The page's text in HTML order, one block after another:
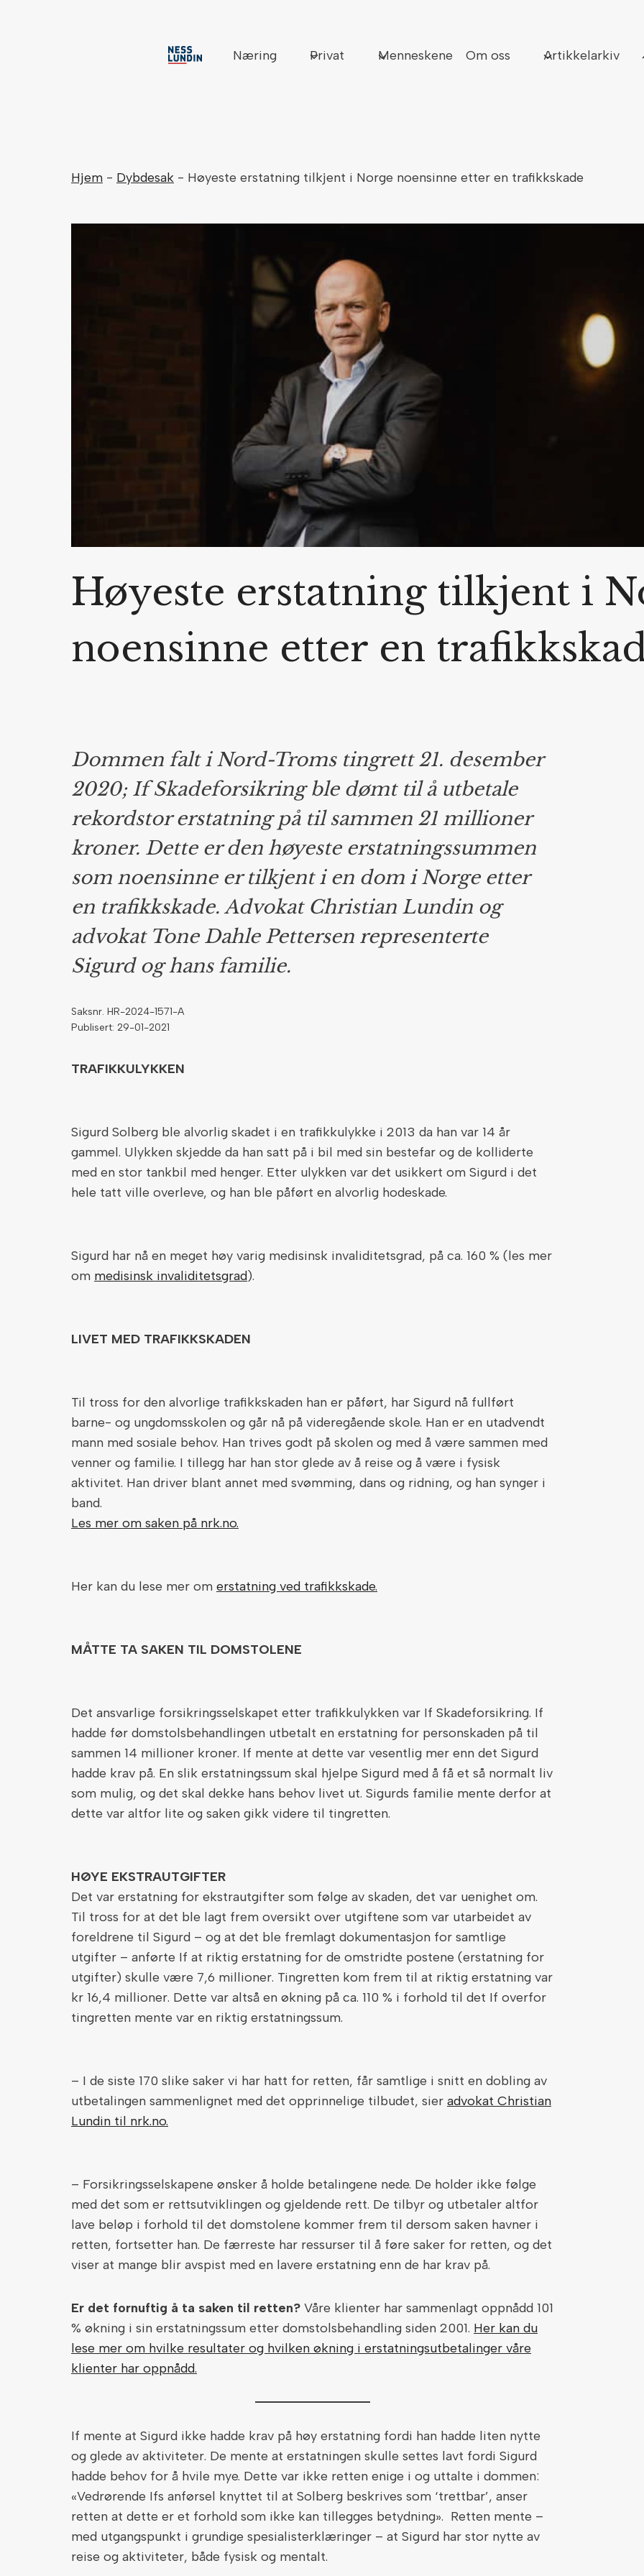
Næring Privat Menneskene Om oss Artikkelarkiv
Hjem - Dybdesak - Høyeste erstatning tilkjent i Norge noensinne etter en trafikkskade
Høyeste erstatning tilkjent i
noensinne etter en
Dommen falt i Nord-Troms tingrett 21. desember
2020; If Skadeforsikring ble dømt til å utbetale
rekordstor erstatning på til sammen 21 millioner
kroner. Dette er den høyeste erstatningssummen
som noensinne er tilkjent i en dom i Norge etter
en trafikkskade. Advokat Christian Lundin og
advokat Tone Dahle Pettersen representerte
Sigurd og hans familie.
Saksnr. HR-2024-1571-A
Publisert: 29-01-2021
TRAFIKKULYKKEN
Sigurd Solberg ble alvorlig skadet i en trafikkulykke i 2013 da han var 14 år
gammel. Ulykken skjedde da han satt på i bil med sin bestefar og de kolliderte
med en stor tankbil med henger. Etter ulykken var det usikkert om Sigurd i det
hele tatt ville overleve, og han ble påført en alvorlig hodeskade.
Sigurd har nå en meget høy varig medisinsk invaliditetsgrad, på ca. 160 % (les mer
om medisinsk invaliditetsgrad).
LIVET MED TRAFIKKSKADEN
Til tross for den alvorlige trafikkskaden han er påført, har Sigurd nå fullført
barne- og ungdomsskolen og går nå på videregående skole. Han er en utadvendt
mann med sosiale behov. Han trives godt på skolen og med å være sammen med
venner og familie. I tillegg har han stor glede av å reise og å være i fysisk
aktivitet. Han driver blant annet med svømming, dans og ridning, og han synger i
band.
Les mer om saken på nrk.no.
Her kan du lese mer om erstatning ved trafikkskade.
MÅTTE TA SAKEN TIL DOMSTOLENE
Det ansvarlige forsikringsselskapet etter trafikkulykken var If Skadeforsikring. If
hadde før domstolsbehandlingen utbetalt en erstatning for personskaden på til
sammen 14 millioner kroner. If mente at dette var vesentlig mer enn det Sigurd
hadde krav på. En slik erstatningssum skal hjelpe Sigurd med å få et så normalt liv
som mulig, og det skal dekke hans behov livet ut. Sigurds familie mente derfor at
dette var altfor lite og saken gikk videre til tingretten.
HØYE EKSTRAUTGIFTER
Det var erstatning for ekstrautgifter som følge av skaden, det var uenighet om.
Til tross for at det ble lagt frem oversikt over utgiftene som var utarbeidet av
foreldrene til Sigurd – og at det ble fremlagt dokumentasjon for samtlige
utgifter – anførte If at riktig erstatning for de omstridte postene (erstatning for
utgifter) skulle være 7,6 millioner. Tingretten kom frem til at riktig erstatning var
kr 16,4 millioner. Dette var altså en økning på ca. 110 % i forhold til det If overfor
tingretten mente var en riktig erstatningssum.
– I de siste 170 slike saker vi har hatt for retten, får samtlige i snitt en dobling av
utbetalingen sammenlignet med det opprinnelige tilbudet, sier advokat Christian
Lundin til nrk.no.
– Forsikringsselskapene ønsker å holde betalingene nede. De holder ikke følge
med det som er rettsutviklingen og gjeldende rett. De tilbyr og utbetaler altfor
lave beløp i forhold til det domstolene kommer frem til dersom saken havner i
retten, fortsetter han. De færreste har ressurser til å føre saker for retten, og det
viser at mange blir avspist med en lavere erstatning enn de har krav på.
Er det fornuftig å ta saken til retten? Våre klienter har sammenlagt oppnådd 101
% økning i sin erstatningssum etter domstolsbehandling siden 2001. Her kan du
lese mer om hvilke resultater og hvilken økning i erstatningsutbetalinger våre
klienter har oppnådd.
If mente at Sigurd ikke hadde krav på høy erstatning fordi han hadde liten nytte
og glede av aktiviteter. De mente at erstatningen skulle settes lavt fordi Sigurd
hadde behov for å hvile mye. Dette var ikke retten enige i og uttalte i dommen:
«Vedrørende Ifs anførsel knyttet til at Solberg beskrives som ‘trettbar’, anser
retten at dette er et forhold som ikke kan tillegges betydning». Retten mente –
med utgangspunkt i grundige spesialisterklæringer – at Sigurd har stor nytte av
reise og aktiviteter, både fysisk og mentalt.